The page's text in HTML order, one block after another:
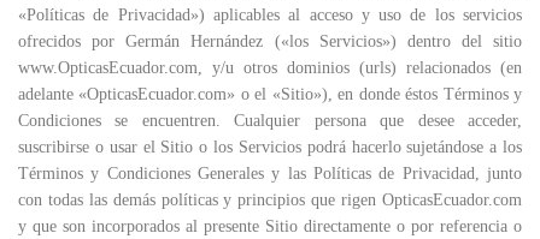
«Políticas de Privacidad») aplicables al acceso y uso de los servicios
ofrecidos por Germán Hernández («los Servicios») dentro del sitio
www.OpticasEcuador.com, y/u otros dominios (urls) relacionados (en
adelante «OpticasEcuador.com» o el «Sitio»), en donde éstos Términos y
Condiciones se encuentren. Cualquier persona que desee acceder,
suscribirse o usar el Sitio o los Servicios podrá hacerlo sujetándose a los
Términos y Condiciones Generales y las Políticas de Privacidad, junto
con todas las demás políticas y principios que rigen OpticasEcuador.com
y que son incorporados al presente Sitio directamente o por referencia o